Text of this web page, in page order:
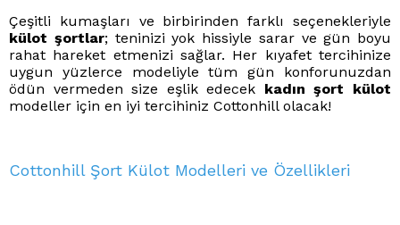
Çeşitli kumaşları ve birbirinden farklı seçenekleriyle
külot şortlar; teninizi yok hissiyle sarar ve gün boyu
rahat hareket etmenizi sağlar. Her kıyafet tercihinize
uygun yüzlerce modeliyle tüm gün konforunuzdan
ödün vermeden size eşlik edecek kadın şort külot
modeller için en iyi tercihiniz Cottonhill olacak!
Cottonhill Şort Külot Modelleri ve Özellikleri